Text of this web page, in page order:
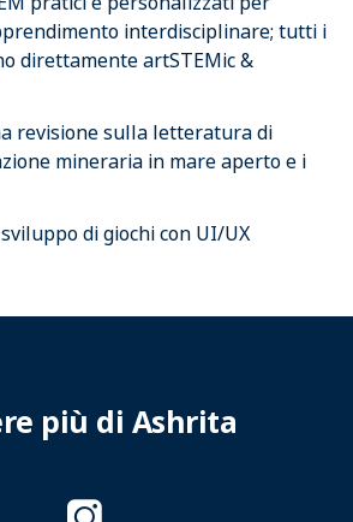
interdisciplinare; tutti i
direttamente artSTEMic &
revisione sulla letteratura di
mineraria in mare aperto e i
di giochi con UI/UX
più di Ashrita